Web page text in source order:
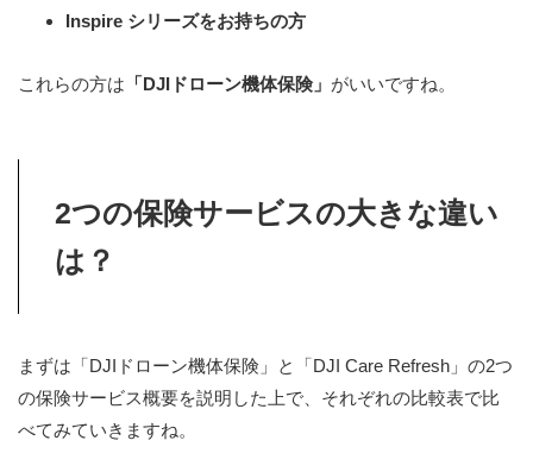
Inspire シリーズをお持ちの方
これらの方は 「DJIドローン機体保険」 がいいですね。
2つの保険サービスの大きな違い
は？
まずは「DJIドローン機体保険」と「DJI Care Refresh」の2つ
の保険サービス概要を説明した上で、それぞれの比較表で比
べてみていきますね。